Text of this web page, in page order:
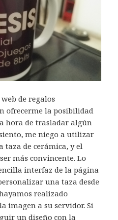
de regalos
ofrecerme la posibilidad
hora de trasladar algún
me niego a utilizar
taza de cerámica, y el
más convincente. Lo
interfaz de la página
una taza desde
realizado
imagen a su servidor. Si
un diseño con la